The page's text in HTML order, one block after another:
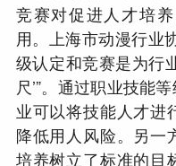
竞赛对促进人才培
用。上海市动漫行业
级认定和竞赛是为行
尺’”。通过职业技能
业可以将技能人才进
降低用人风险。另一
培养树立了标准的目